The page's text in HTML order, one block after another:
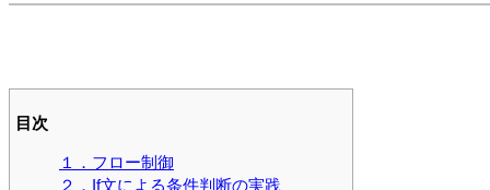
目次
１．フロー制御
２．If文による条件判断の実践